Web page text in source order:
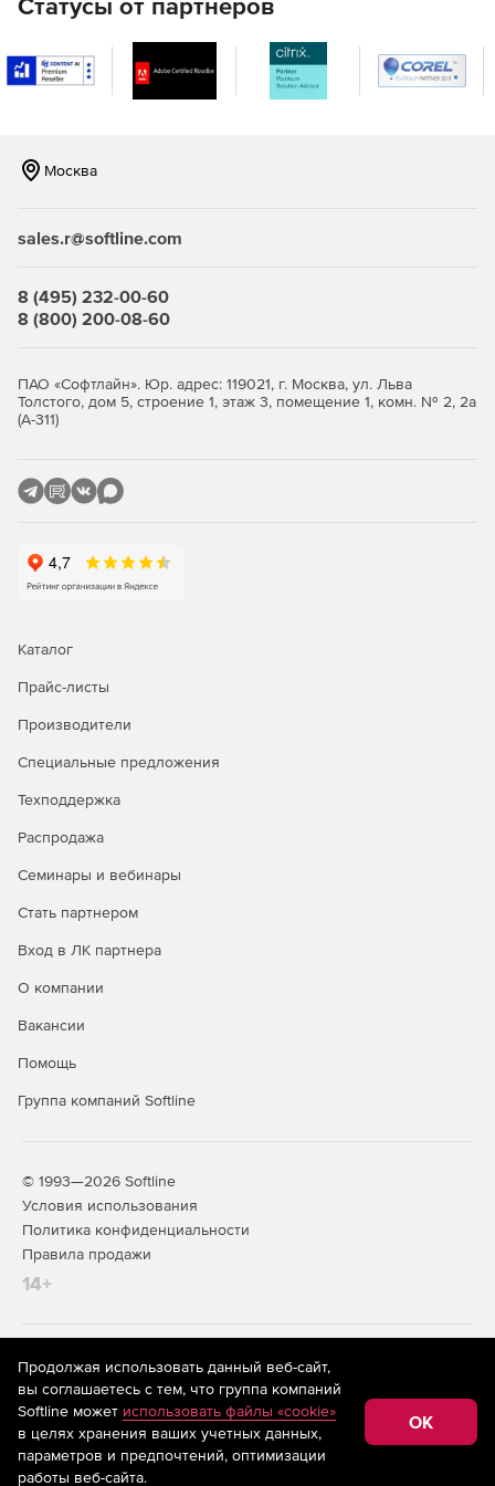
Настройки расчета и печати
Все настройки расчета и печати в одном месте.
Подсказки, объясняющие значение настроек.
Окно с сообщением о ходе выполнения операции
Все иконки в программе имеют подписи.
Итоги по разделу и смете всегда на экране.
ресурсный, ресурсно-индексный.
Фильтр (поиск) в смете и акте.
Окно «Акт выполненных работ»
Задание общего процента выполнения по всей смете
Графическое отображение закрытия по каждой
Дополнительные возможности
Редактор стандартных сметных отчетов.
Поиск в смете и актах.
Автоматический расчет массы строительного мусора
Добавление расценок, материалов и механизмов
списком из внешних документов (из буфера обмена
Windows, Excel, Word и др.).
Статусы от партнеров
Москва
sales.r@softline.com
8 (495) 232-00-60
8 (800) 200-08-60
ПАО «Софтлайн». Юр. адрес: 119021, г. Москва, ул. Льва
Толстого, дом 5, строение 1, этаж 3, помещение 1, комн. № 2, 2а
(А-311)
Каталог
Прайс-листы
Производители
Специальные предложения
Техподдержка
Распродажа
Семинары и вебинары
Стать партнером
Вход в ЛК партнера
О компании
Вакансии
Помощь
Группа компаний Softline
© 1993—2026 Softline
Условия использования
Политика конфиденциальности
Правила продажи
14+
На информационном ресурсе store.softline.ru применяются
рекомендательные технологии
(информационные технологии
предоставления информации на основе сбора,
систематизации и анализа сведений, относящихся к
предпочтениям пользователей сети «Интернет»,
находящихся на территории Российской Федерации)
Продолжая использовать данный веб-сайт,
вы соглашаетесь с тем, что группа компаний
Softline может использовать файлы «cookie»
в целях хранения ваших учетных данных,
параметров и предпочтений, оптимизации
работы веб-сайта.
OK